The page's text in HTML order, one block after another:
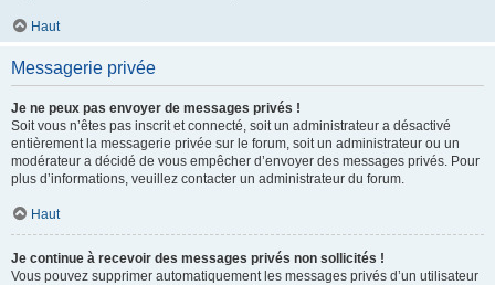
Haut
Messagerie privée
Je ne peux pas envoyer de messages privés !
Soit vous n’êtes pas inscrit et connecté, soit un administrateur a désactivé
entièrement la messagerie privée sur le forum, soit un administrateur ou un
modérateur a décidé de vous empêcher d’envoyer des messages privés. Pour
plus d’informations, veuillez contacter un administrateur du forum.
Haut
Je continue à recevoir des messages privés non sollicités !
Vous pouvez supprimer automatiquement les messages privés d’un utilisateur